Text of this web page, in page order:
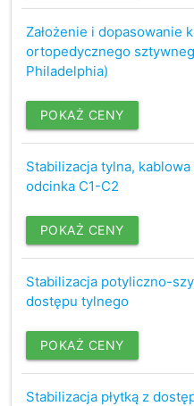
Założenie i dopasowanie
ortopedycznego
Philadelphia)
POKAŻ CENY
Stabilizacja tylna, kablowa
odcinka C1-C2
POKAŻ CENY
Stabilizacja potyliczno-
dostępu tylnego
POKAŻ CENY
Stabilizacja płytką z